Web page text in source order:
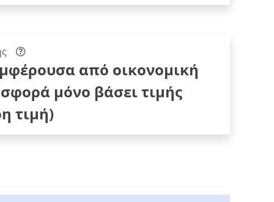
από οικονομική
μόνο βάσει τιμής
τιμή)